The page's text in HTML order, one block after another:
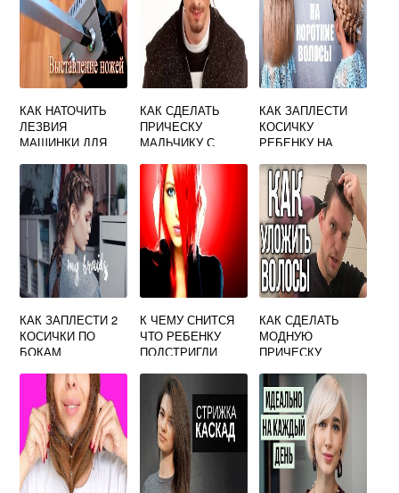
КАК НАТОЧИТЬ
ЛЕЗВИЯ
МАШИНКИ ДЛЯ
КАК СДЕЛАТЬ
ПРИЧЕСКУ
МАЛЬЧИКУ С
КАК ЗАПЛЕСТИ
КОСИЧКУ
РЕБЕНКУ НА
ВОЛОСЫ
КАК ЗАПЛЕСТИ 2
КОСИЧКИ ПО
БОКАМ
К ЧЕМУ СНИТСЯ
ЧТО РЕБЕНКУ
ПОДСТРИГЛИ
КАК СДЕЛАТЬ
МОДНУЮ
ПРИЧЕСКУ